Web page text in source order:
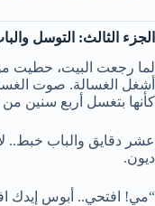
الجزء الثالث: التوسل
لما رجعت البيت، حطيت
أشغل الغسالة. صوت
كأنها بتغسل أربع سنين
عشر دقايق والباب خبط..
ديون.
“مي! افتحي.. أبوس إيدك